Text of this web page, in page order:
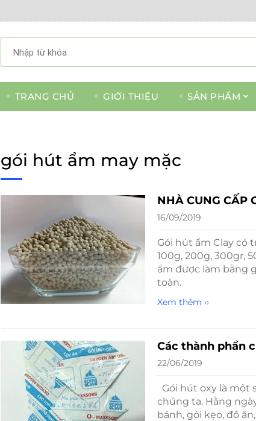
TRANG CHỦ GIỚI THIỆU SẢN PHẨM
gói hút ẩm may mặc
NHÀ CUNG CẤP
16/09/2019
Gói hút ẩm Clay có
100g, 200g, 300gr,
ẩm được làm bằng
toàn.
Xem thêm ››
Các thành phần
22/06/2019
Gói hút oxy là một
chúng ta. Hằng
bánh, gói kẹo, đồ